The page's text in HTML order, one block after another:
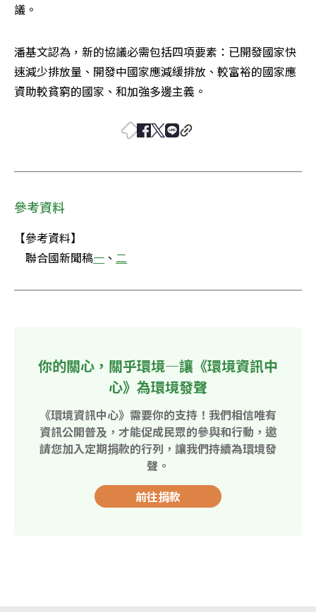
議。
潘基文認為，新的協議必需包括四項要素：已開發國家快
速減少排放量、開發中國家應減緩排放、較富裕的國家應
資助較貧窮的國家、和加強多邊主義。
參考資料
【參考資料】
聯合國新聞稿一 、 二
你的關心，關乎環境—讓《環境資訊中
心》為環境發聲
《環境資訊中心》需要你的支持！我們相信唯有
資訊公開普及，才能促成民眾的參與和行動，邀
請您加入定期捐款的行列，讓我們持續為環境發
聲。
前往捐款